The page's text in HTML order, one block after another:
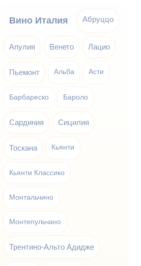
Вино Италия Абруццо
Апулия Венето Лацио
Пьемонт Альба Асти
Барбареско Бароло
Сардиния Сицилия
Тоскана Кьянти
Кьянти Классико
Монтальчино
Монтепульчано
Трентино-Альто Адидже